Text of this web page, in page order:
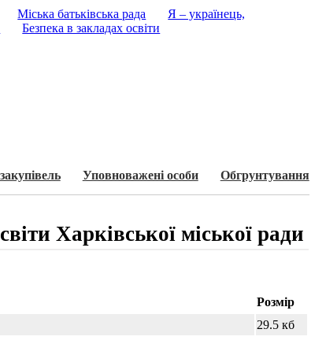
Міська батьківська рада
Я – українець,
Безпека в закладах освіти
Уповноважені особи Обгрунтування
Харківської міської ради
Розмір
29.5 кб